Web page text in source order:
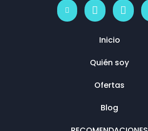
Inicio
Quién soy
Ofertas
Blog